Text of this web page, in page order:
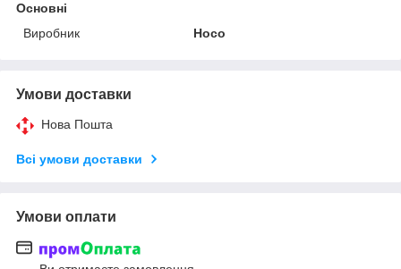
Основні
Виробник
Hoco
Умови доставки
Нова Пошта
Всі умови доставки
Умови оплати